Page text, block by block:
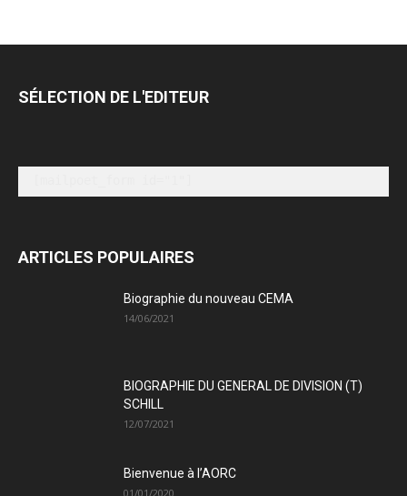
SÉLECTION DE L'EDITEUR
ARTICLES POPULAIRES
Biographie du nouveau CEMA
14/06/2021
BIOGRAPHIE DU GENERAL DE DIVISION (T)
SCHILL
12/07/2021
Bienvenue à l’AORC
01/01/2020